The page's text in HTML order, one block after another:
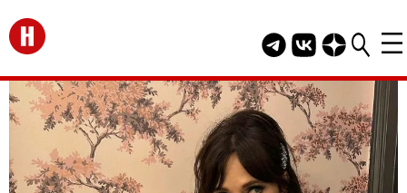
Перейти на главную
Telegram канал
Группа HELLO
Канал